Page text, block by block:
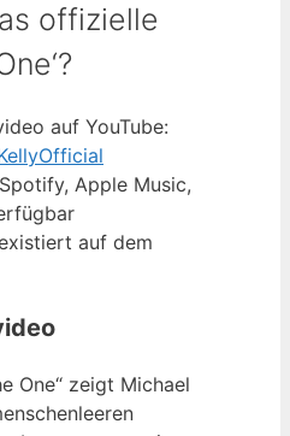
offizielle
auf YouTube:
Apple Music,
auf dem
One“ zeigt Michael